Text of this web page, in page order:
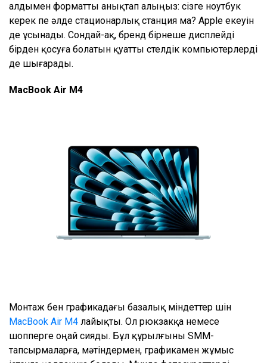
алдымен форматты анықтап алыңыз: сізге ноутбук
керек пе әлде стационарлық станция ма? Apple екеуін
де ұсынады. Сондай-ақ, бренд бірнеше дисплейді
бірден қосуға болатын қуатты үстелдік компьютерлерді
де шығарады.
MacBook Air M4
Монтаж бен графикадағы базалық міндеттер үшін
MacBook Air M4 лайықты. Ол рюкзакқа немесе
шопперге оңай сияды. Бұл құрылғыны SMM-
тапсырмаларға, мәтіндермен, графикамен жұмыс